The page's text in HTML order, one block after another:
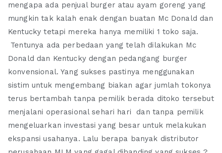
mengapa ada penjual burger atau ayam goreng yang
mungkin tak kalah enak dengan buatan Mc Donald dan
Kentucky tetapi mereka hanya memiliki 1 toko saja.
Tentunya ada perbedaan yang telah dilakukan Mc
Donald dan Kentucky dengan pedangang burger
konvensional. Yang sukses pastinya menggunakan
sistim untuk mengembang biakan agar jumlah tokonya
terus bertambah tanpa pemilik berada ditoko tersebut
menjalani operasional sehari hari dan tanpa pemilik
mengeluarkan investasi yang besar untuk melakukan
ekspansi usahanya. Lalu berapa banyak distributor